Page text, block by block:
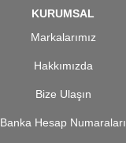
KURUMSAL
Markalarımız
Hakkımızda
Bize Ulaşın
Banka Hesap Numaraları